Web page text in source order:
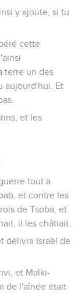
y ajoute, si tu
cette
terre un des
aujourd'hui. Et
et les
tout à
et contre les
de Tsoba, et
il les châtiait.
délivra Israël de
et Malki-
de l'aînée était